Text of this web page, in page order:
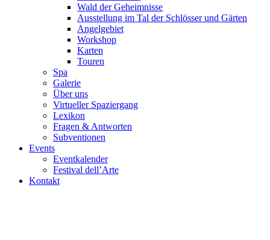
Wald der Geheimnisse
Ausstellung im Tal der Schlösser und Gärten
Angelgebiet
Workshop
Karten
Touren
Spa
Galerie
Über uns
Virtueller Spaziergang
Lexikon
Fragen & Antworten
Subventionen
Events
Eventkalender
Festival dell’Arte
Kontakt